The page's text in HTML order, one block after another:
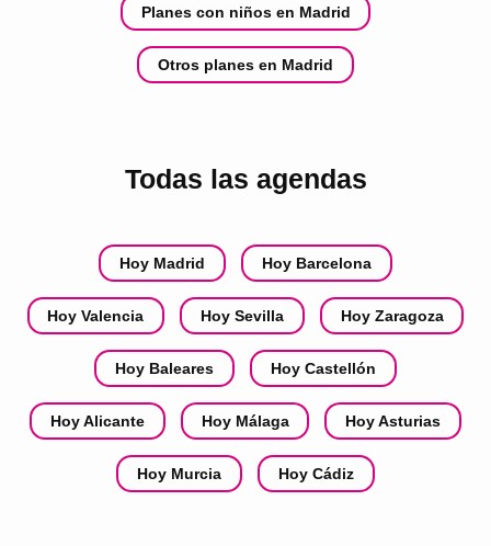
Planes con niños en Madrid
Otros planes en Madrid
Todas las agendas
Hoy Madrid Hoy Barcelona
Hoy Valencia Hoy Sevilla Hoy Zaragoza
Hoy Baleares Hoy Castellón
Hoy Alicante Hoy Málaga Hoy Asturias
Hoy Murcia Hoy Cádiz